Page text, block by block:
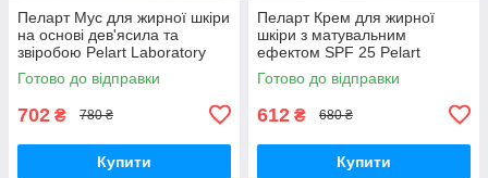
Пеларт Мус для жирної шкіри
на основі дев'ясила та
звіробою Pelart Laboratory
Inula Line Mousse, 180 мл
Готово до відправки
702 ₴ 780 ₴
Купити
Пеларт Крем для жирної
шкіри з матувальним
ефектом SPF 25 Pelart
Laboratory Inula Line Cream
For Oily Skin
Готово до відправки
612 ₴ 680 ₴
Купити